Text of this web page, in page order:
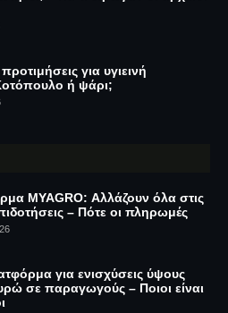
για υγιεινή
ή ψάρι;
MYAGRO: Αλλάζουν όλα στις
– Πότε οι πληρωμές
για ενισχύσεις ύψους
σε παραγωγούς – Ποιοι είναι